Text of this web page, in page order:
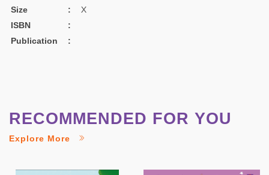
Size
: X
ISBN
:
Publication
:
RECOMMENDED FOR YOU
Explore More